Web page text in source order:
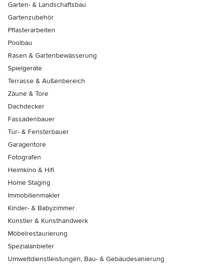
Garten- & Landschaftsbau
Gartenzubehör
Pflasterarbeiten
Poolbau
Rasen & Gartenbewässerung
Spielgeräte
Terrasse & Außenbereich
Zäune & Tore
Dachdecker
Fassadenbauer
Tür- & Fensterbauer
Garagentore
Fotografen
Heimkino & Hifi
Home Staging
Immobilienmakler
Kinder- & Babyzimmer
Künstler & Kunsthandwerk
Möbelrestaurierung
Spezialanbieter
Umweltdienstleistungen, Bau- & Gebäudesanierung